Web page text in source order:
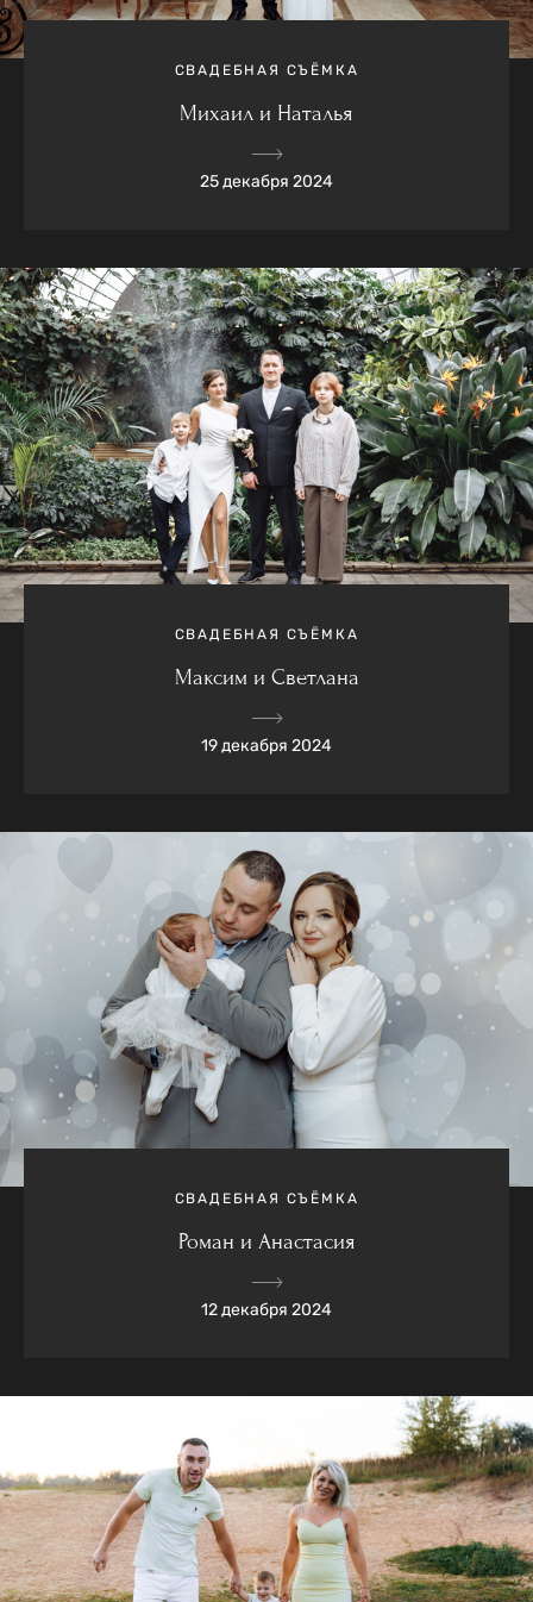
СВАДЕБНАЯ СЪЁМКА
Михаил и Наталья
25 декабря 2024
СВАДЕБНАЯ СЪЁМКА
Максим и Светлана
19 декабря 2024
СВАДЕБНАЯ СЪЁМКА
Роман и Анастасия
12 декабря 2024